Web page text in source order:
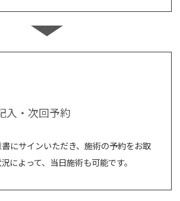
入・次回予約
にサインいただき、施術の予約をお取
によって、当日施術も可能です。